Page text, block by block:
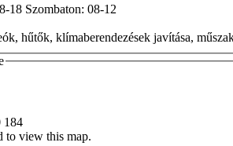
18 Szombaton: 08-12
hűtők, klímaberendezések javítása,
184
to view this map.